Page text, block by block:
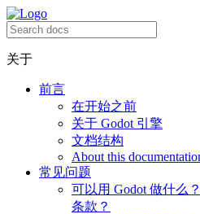
关于
前言
在开始之前
关于 Godot 引擎
文档结构
About this
常见问题
可以用 Godot 做什么
条款？